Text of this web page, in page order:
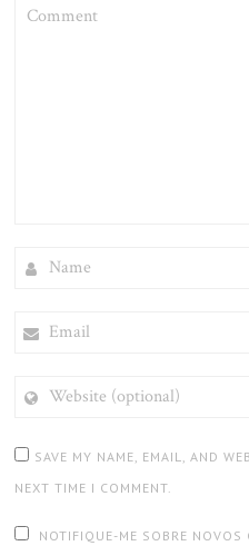
(OPTIONAL)
SAVE MY NAME, EMAIL, AND
NEXT TIME I COMMENT.
NOTIFIQUE-ME SOBRE NOVOS